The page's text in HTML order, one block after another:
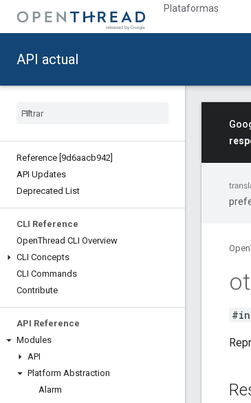
Plataformas
API actual
Reference [9d6aacb942]
API Updates
Deprecated List
CLI Reference
OpenThread CLI Overview
CLI Concepts
CLI Commands
Contribute
API Reference
Modules
API
Platform Abstraction
Alarm
ot